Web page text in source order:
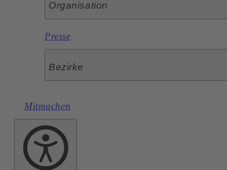
Organisation
Presse
Bezirke
Mitmachen